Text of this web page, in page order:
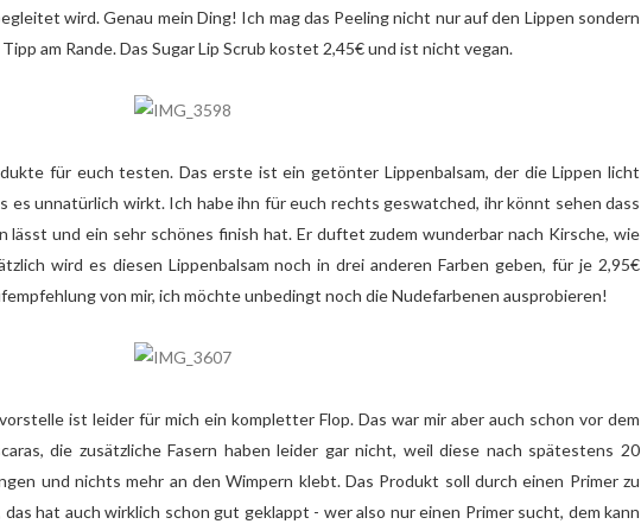
wird. Genau mein Ding! Ich mag das Peeling nicht nur auf den Lippen sondern
am Rande. Das Sugar Lip Scrub kostet 2,45€ und ist nicht vegan.
für euch testen. Das erste ist ein getönter Lippenbalsam, der die Lippen licht
es unnatürlich wirkt. Ich habe ihn für euch rechts geswatched, ihr könnt sehen dass
lässt und ein sehr schönes finish hat. Er duftet zudem wunderbar nach Kirsche, wie
wird es diesen Lippenbalsam noch in drei anderen Farben geben, für je 2,95€
von mir, ich möchte unbedingt noch die Nudefarbenen ausprobieren!
ist leider für mich ein kompletter Flop. Das war mir aber auch schon vor dem
die zusätzliche Fasern haben leider gar nicht, weil diese nach spätestens 20
und nichts mehr an den Wimpern klebt. Das Produkt soll durch einen Primer zu
hat auch wirklich schon gut geklappt - wer also nur einen Primer sucht, dem kann